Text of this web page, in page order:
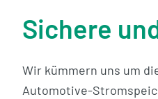
Sichere
Wir kümmern uns um
Automotive-